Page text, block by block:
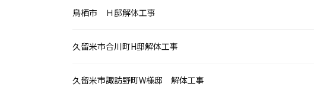
鳥栖市 Ｈ邸解体工事
久留米市合川町H邸解体工事
久留米市諏訪野町W様邸 解体工事